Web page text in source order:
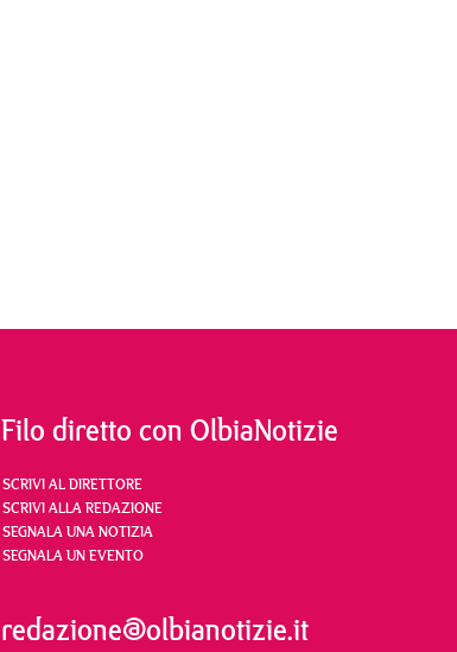
Filo diretto con OlbiaNotizie
SCRIVI AL DIRETTORE
SCRIVI ALLA REDAZIONE
SEGNALA UNA NOTIZIA
SEGNALA UN EVENTO
redazione@olbianotizie.it